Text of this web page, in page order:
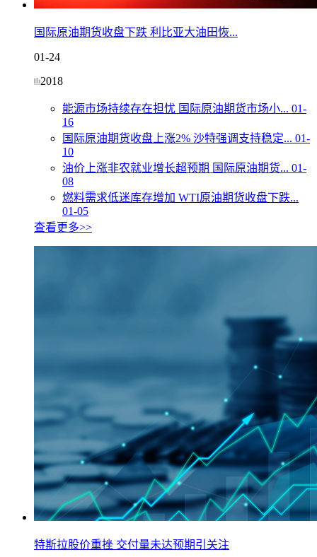
国际原油期货收盘下跌 利比亚大油田恢...
01-24
2018
能源市场持续存在担忧 国际原油期货市场小... 01-
16
国际原油期货收盘上涨2% 沙特强调支持稳定... 01-
10
油价上涨非农就业增长超预期 国际原油期货... 01-
08
燃料需求低迷库存增加 WTI原油期货收盘下跌...
01-05
查看更多>>
特斯拉股价重挫 交付量未达预期引关注